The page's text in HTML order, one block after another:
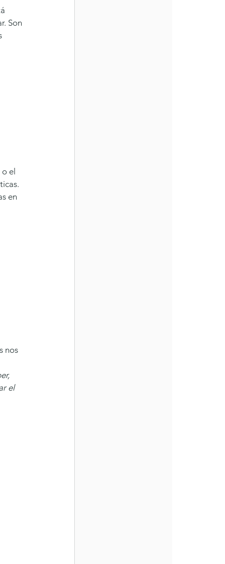
Son
el
en
nos
el